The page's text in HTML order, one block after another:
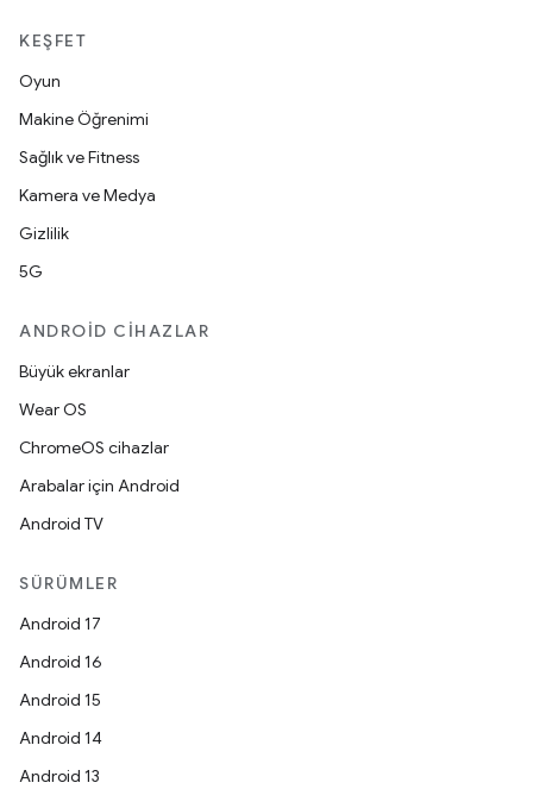
KEŞFET
Oyun
Makine Öğrenimi
Sağlık ve Fitness
Kamera ve Medya
Gizlilik
5G
ANDROID CIHAZLAR
Büyük ekranlar
Wear OS
ChromeOS cihazlar
Arabalar için Android
Android TV
SÜRÜMLER
Android 17
Android 16
Android 15
Android 14
Android 13